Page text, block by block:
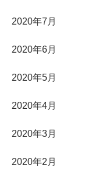
2020年7月
2020年6月
2020年5月
2020年4月
2020年3月
2020年2月